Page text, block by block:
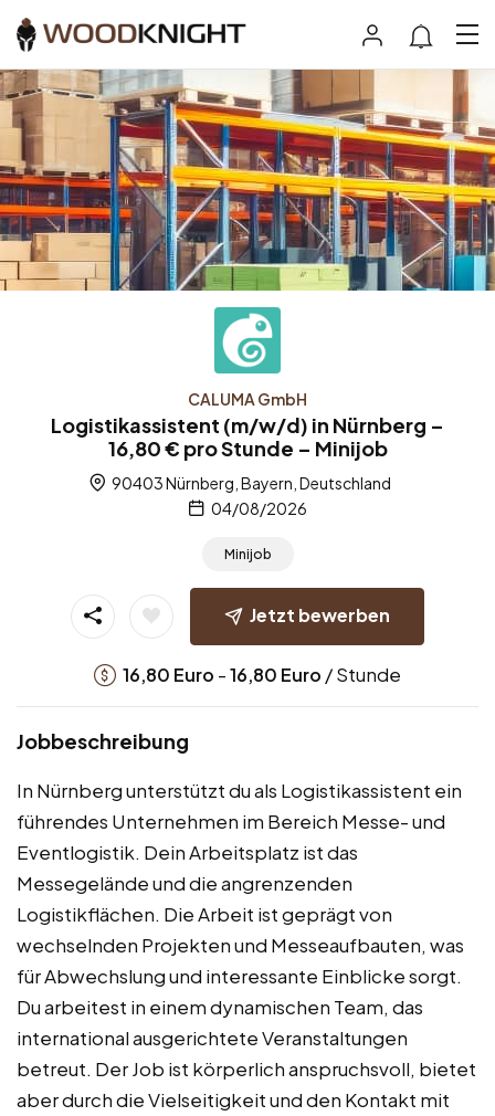
CALUMA GmbH
Logistikassistent (m/w/d) in Nürnberg –
16,80 € pro Stunde – Minijob
90403 Nürnberg, Bayern, Deutschland
04/08/2026
Minijob
Jetzt bewerben
16,80 Euro -16,80 Euro / Stunde
Jobbeschreibung
In Nürnberg unterstützt du als Logistikassistent ein
führendes Unternehmen im Bereich Messe- und
Eventlogistik. Dein Arbeitsplatz ist das
Messegelände und die angrenzenden
Logistikflächen. Die Arbeit ist geprägt von
wechselnden Projekten und Messeaufbauten, was
für Abwechslung und interessante Einblicke sorgt.
Du arbeitest in einem dynamischen Team, das
international ausgerichtete Veranstaltungen
betreut. Der Job ist körperlich anspruchsvoll, bietet
aber durch die Vielseitigkeit und den Kontakt mit